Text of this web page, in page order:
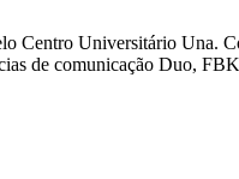
Centro Universitário Una.
de comunicação Duo,